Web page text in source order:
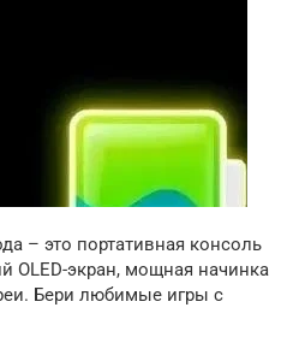
– это портативная консоль
OLED-экран, мощная начинка
Бери любимые игры с